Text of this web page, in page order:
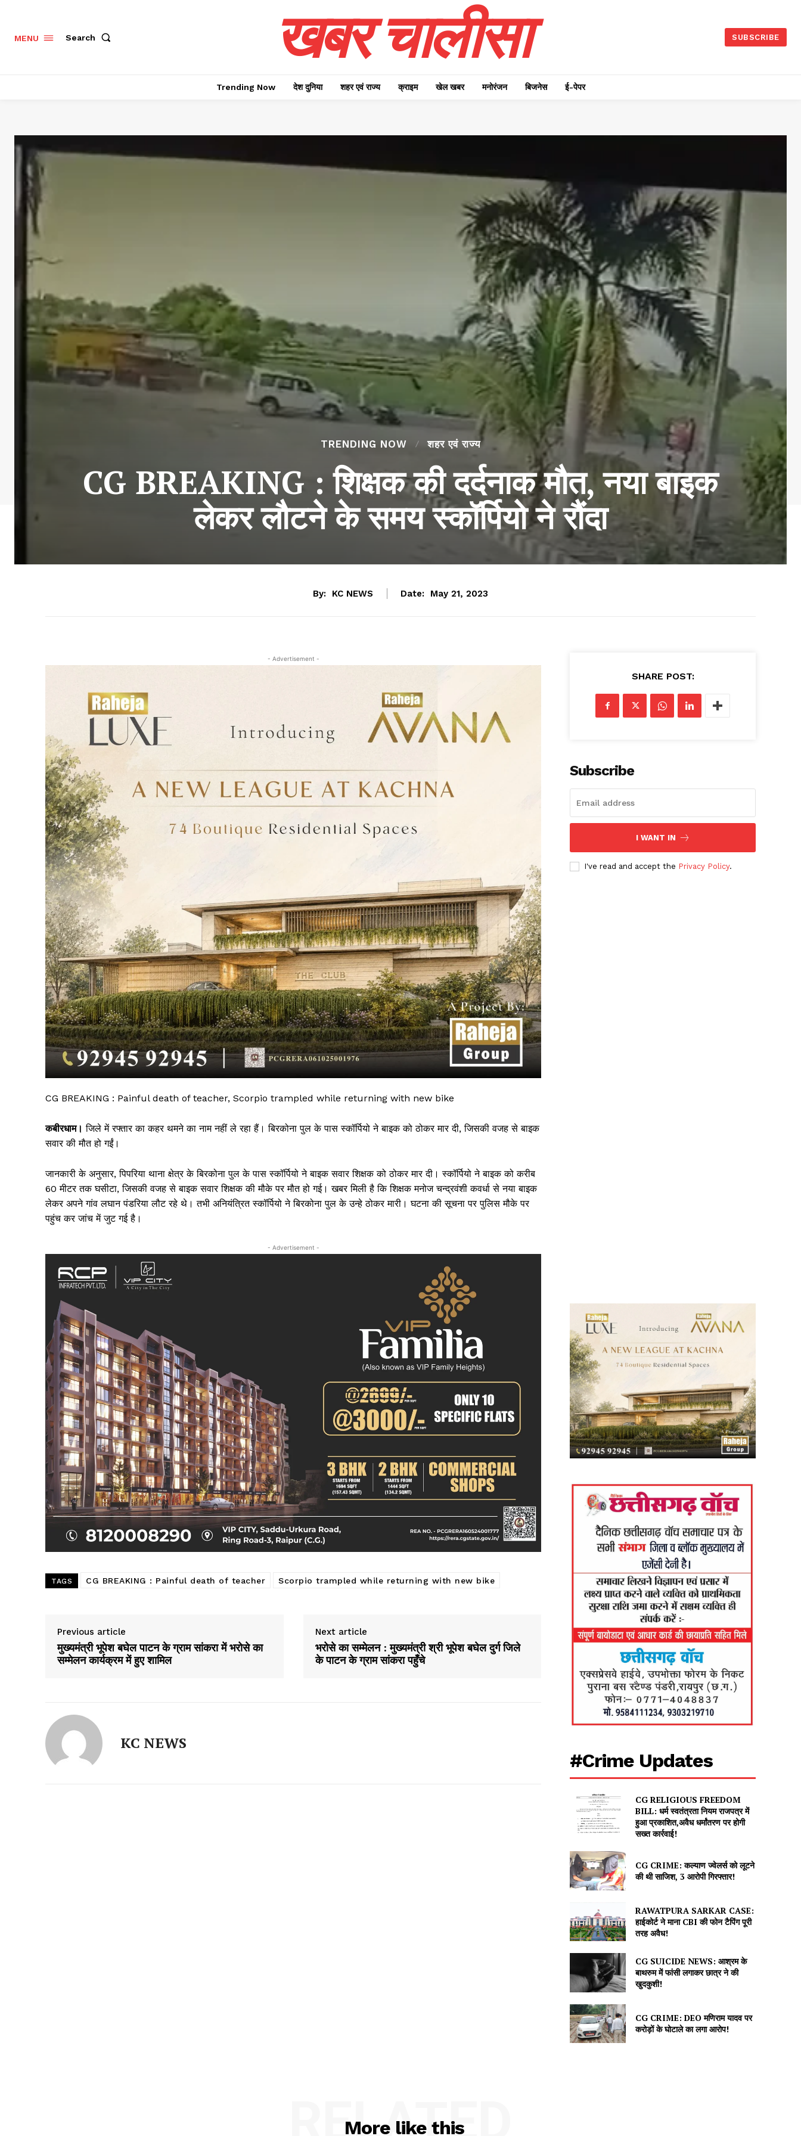
SUBSCRIBE NOW
Khabarchalisa News
Trending Now
शहर एवं राज्य
क्राइम
खेल खबर
बिजनेस
ई-पेपर
MENU Search खबर चालीसा SUBSCRIBE
Trending Now देश दुनिया शहर एवं राज्य क्राइम खेल खबर मनोरंजन बिजनेस ई-पेपर
TRENDING NOW शहर एवं राज्य
CG BREAKING : शिक्षक की दर्दनाक मौत, नया बाइक
लेकर लौटने के समय स्कॉर्पियो ने रौंदा
By: KC NEWS Date: May 21, 2023
- Advertisement -
CG BREAKING : Painful death of teacher, Scorpio trampled while returning with new bike
कबीरधाम। जिले में रफ्तार का कहर थमने का नाम नहीं ले रहा हैं। बिरकोना पुल के पास स्कॉर्पियो ने बाइक को ठोकर मार दी, जिसकी वजह से बाइक
सवार की मौत हो गईं।
जानकारी के अनुसार, पिपरिया थाना क्षेत्र के बिरकोना पुल के पास स्कॉर्पियो ने बाइक सवार शिक्षक को ठोकर मार दी। स्कॉर्पियो ने बाइक को करीब
60 मीटर तक घसीटा, जिसकी वजह से बाइक सवार शिक्षक की मौके पर मौत हो गई। खबर मिली है कि शिक्षक मनोज चन्द्रवंशी कवर्धा से नया बाइक
लेकर अपने गांव लघान पंडरिया लौट रहे थे। तभी अनियंत्रित स्कॉर्पियो ने बिरकोना पुल के उन्हे ठोकर मारी। घटना की सूचना पर पुलिस मौके पर
पहुंच कर जांच में जुट गई है।
- Advertisement -
TAGS CG BREAKING : Painful death of teacher Scorpio trampled while returning with new bike
Previous article
मुख्यमंत्री भूपेश बघेल पाटन के ग्राम सांकरा में भरोसे का
सम्मेलन कार्यक्रम में हुए शामिल
Next article
भरोसे का सम्मेलन : मुख्यमंत्री श्री भूपेश बघेल दुर्ग जिले
के पाटन के ग्राम सांकरा पहुँचे
KC NEWS
SHARE POST:
Subscribe
I WANT IN
I've read and accept the Privacy Policy.
#Crime Updates
CG RELIGIOUS FREEDOM
BILL: धर्म स्वतंत्रता नियम राजपत्र में
हुआ प्रकाशित,अवैध धर्मांतरण पर होगी
सख्त कार्रवाई!
CG CRIME: कल्याण ज्वेलर्स को लूटने
की थी साजिश, 3 आरोपी गिरफ्तार!
RAWATPURA SARKAR CASE:
हाईकोर्ट ने माना CBI की फोन टैपिंग पूरी
तरह अवैध!
CG SUICIDE NEWS: आश्रम के
बाथरुम में फांसी लगाकर छात्र ने की
खुदकुशी!
CG CRIME: DEO मणिराम यादव पर
करोड़ों के घोटाले का लगा आरोप!
More like this
RELATED